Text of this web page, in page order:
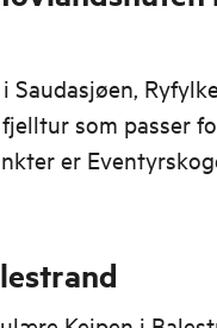
Saudasjøen,
som passer
er